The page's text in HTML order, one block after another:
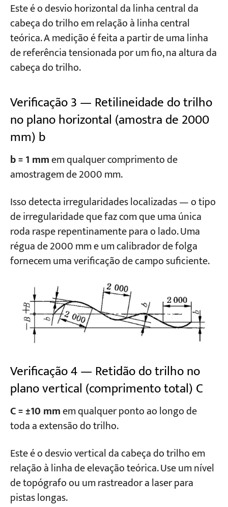
Este é o desvio horizontal da linha central da
cabeça do trilho em relação à linha central
teórica. A medição é feita a partir de uma linha
de referência tensionada por um fio, na altura da
cabeça do trilho.
Verificação 3 — Retilineidade do trilho
no plano horizontal (amostra de 2000
mm) b
b = 1 mmem qualquer comprimento de
amostragem de 2000 mm.
Isso detecta irregularidades localizadas — o tipo
de irregularidade que faz com que uma única
roda raspe repentinamente para o lado. Uma
régua de 2000 mm e um calibrador de folga
fornecem uma verificação de campo suficiente.
Verificação 4 — Retidão do trilho no
plano vertical (comprimento total) C
C = ±10 mmem qualquer ponto ao longo de
toda a extensão do trilho.
Este é o desvio vertical da cabeça do trilho em
relação à linha de elevação teórica. Use um nível
de topógrafo ou um rastreador a laser para
pistas longas.